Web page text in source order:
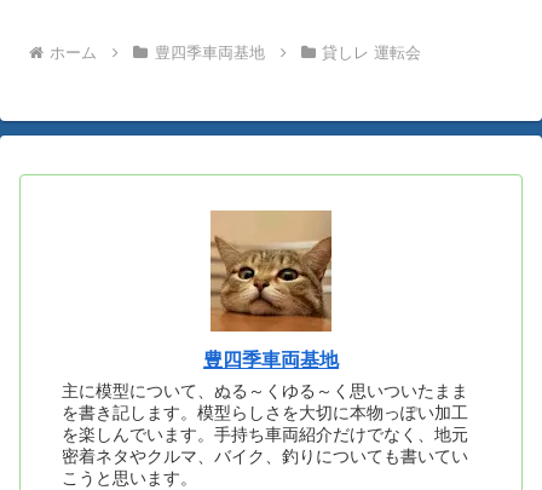
ホーム 豊四季車両基地 貸しレ 運転会
豊四季車両基地
主に模型について、ぬる～くゆる～く思いついたまま
を書き記します。模型らしさを大切に本物っぽい加工
を楽しんでいます。手持ち車両紹介だけでなく、地元
密着ネタやクルマ、バイク、釣りについても書いてい
こうと思います。